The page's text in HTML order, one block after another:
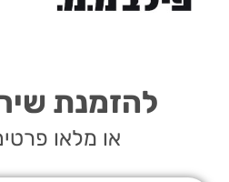
להזמנת
או מלאו